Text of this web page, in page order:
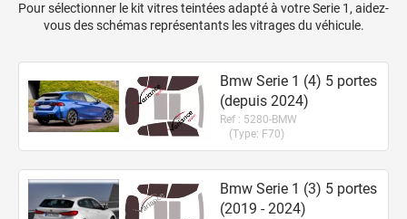
Pour sélectionner le kit vitres teintées adapté à votreSerie 1, aidez-
vous des schémas représentants les vitrages du véhicule.
Bmw Serie 1 (4) 5 portes
(depuis2024)
Ref : 5280-BMW
(Type: F70)
Bmw Serie 1 (3) 5 portes
(2019 - 2024)